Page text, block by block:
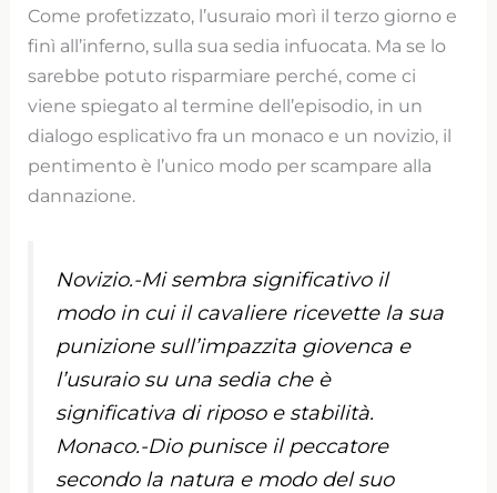
Come profetizzato, l’usuraio morì il terzo giorno e
finì all’inferno, sulla sua sedia infuocata. Ma se lo
sarebbe potuto risparmiare perché, come ci
viene spiegato al termine dell’episodio, in un
dialogo esplicativo fra un monaco e un novizio, il
pentimento è l’unico modo per scampare alla
dannazione.
Novizio.-Mi sembra significativo il
modo in cui il cavaliere ricevette la sua
punizione sull’impazzita giovenca e
l’usuraio su una sedia che è
significativa di riposo e stabilità.
Monaco.-Dio punisce il peccatore
secondo la natura e modo del suo